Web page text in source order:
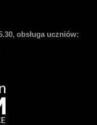
obsługa uczniów: